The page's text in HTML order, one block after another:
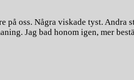
oss. Några viskade tyst. Andra
Jag bad honom igen, mer